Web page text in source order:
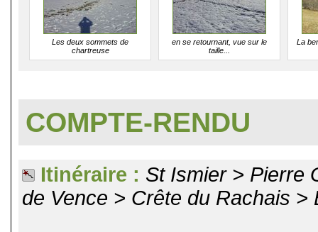
Les deux sommets de
chartreuse
en se retournant, vue sur le
taille...
La
COMPTE-RENDU
Itinéraire : St Ismier > Pierre
de Vence > Crête du Rachais